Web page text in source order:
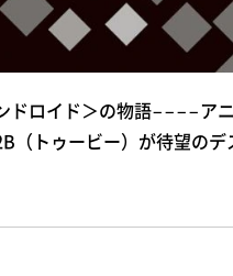
ドロイド＞の物語−−−−ア
（トゥービー）が待望の